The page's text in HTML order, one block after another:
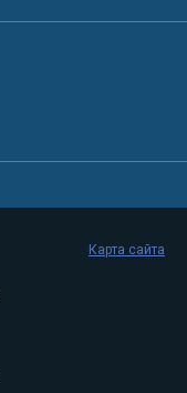
Карта сайта